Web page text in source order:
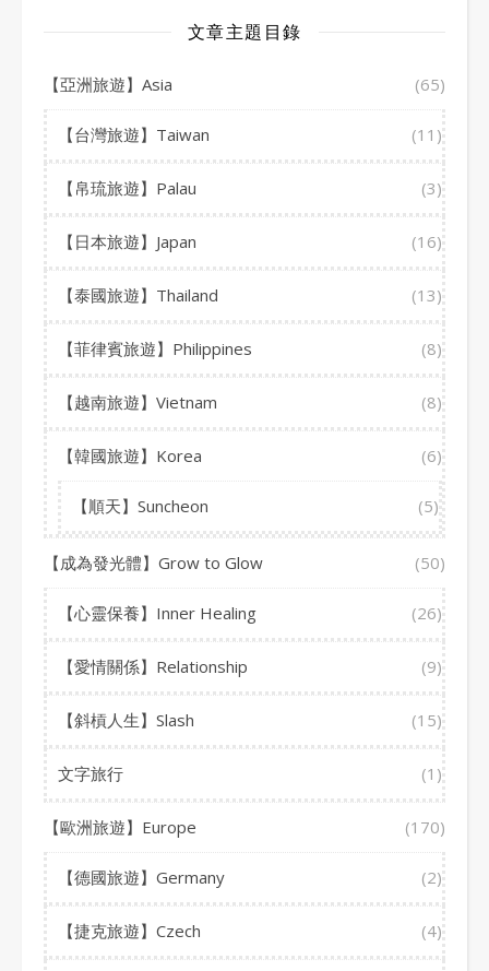
文章主題目錄
【亞洲旅遊】Asia (65)
【台灣旅遊】Taiwan (11)
【帛琉旅遊】Palau (3)
【日本旅遊】Japan (16)
【泰國旅遊】Thailand (13)
【菲律賓旅遊】Philippines (8)
【越南旅遊】Vietnam (8)
【韓國旅遊】Korea (6)
【順天】Suncheon (5)
【成為發光體】Grow to Glow (50)
【心靈保養】Inner Healing (26)
【愛情關係】Relationship (9)
【斜槓人生】Slash (15)
文字旅行 (1)
【歐洲旅遊】Europe (170)
【德國旅遊】Germany (2)
【捷克旅遊】Czech (4)